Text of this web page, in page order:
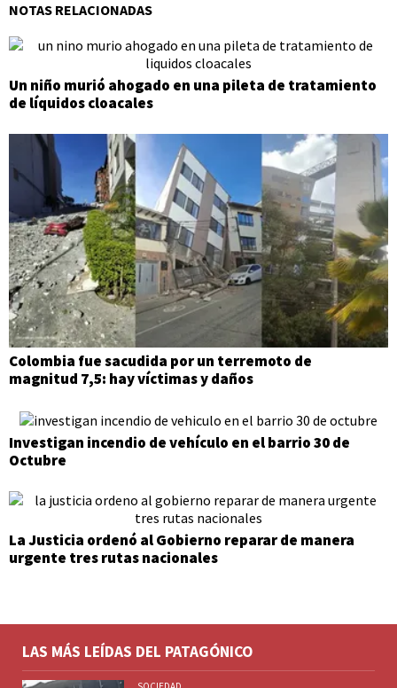
NOTAS RELACIONADAS
Un niño murió ahogado en una pileta de tratamiento
de líquidos cloacales
Colombia fue sacudida por un terremoto de
magnitud 7,5: hay víctimas y daños
Investigan incendio de vehículo en el barrio 30 de
Octubre
La Justicia ordenó al Gobierno reparar de manera
urgente tres rutas nacionales
LAS MÁS LEÍDAS DEL PATAGÓNICO